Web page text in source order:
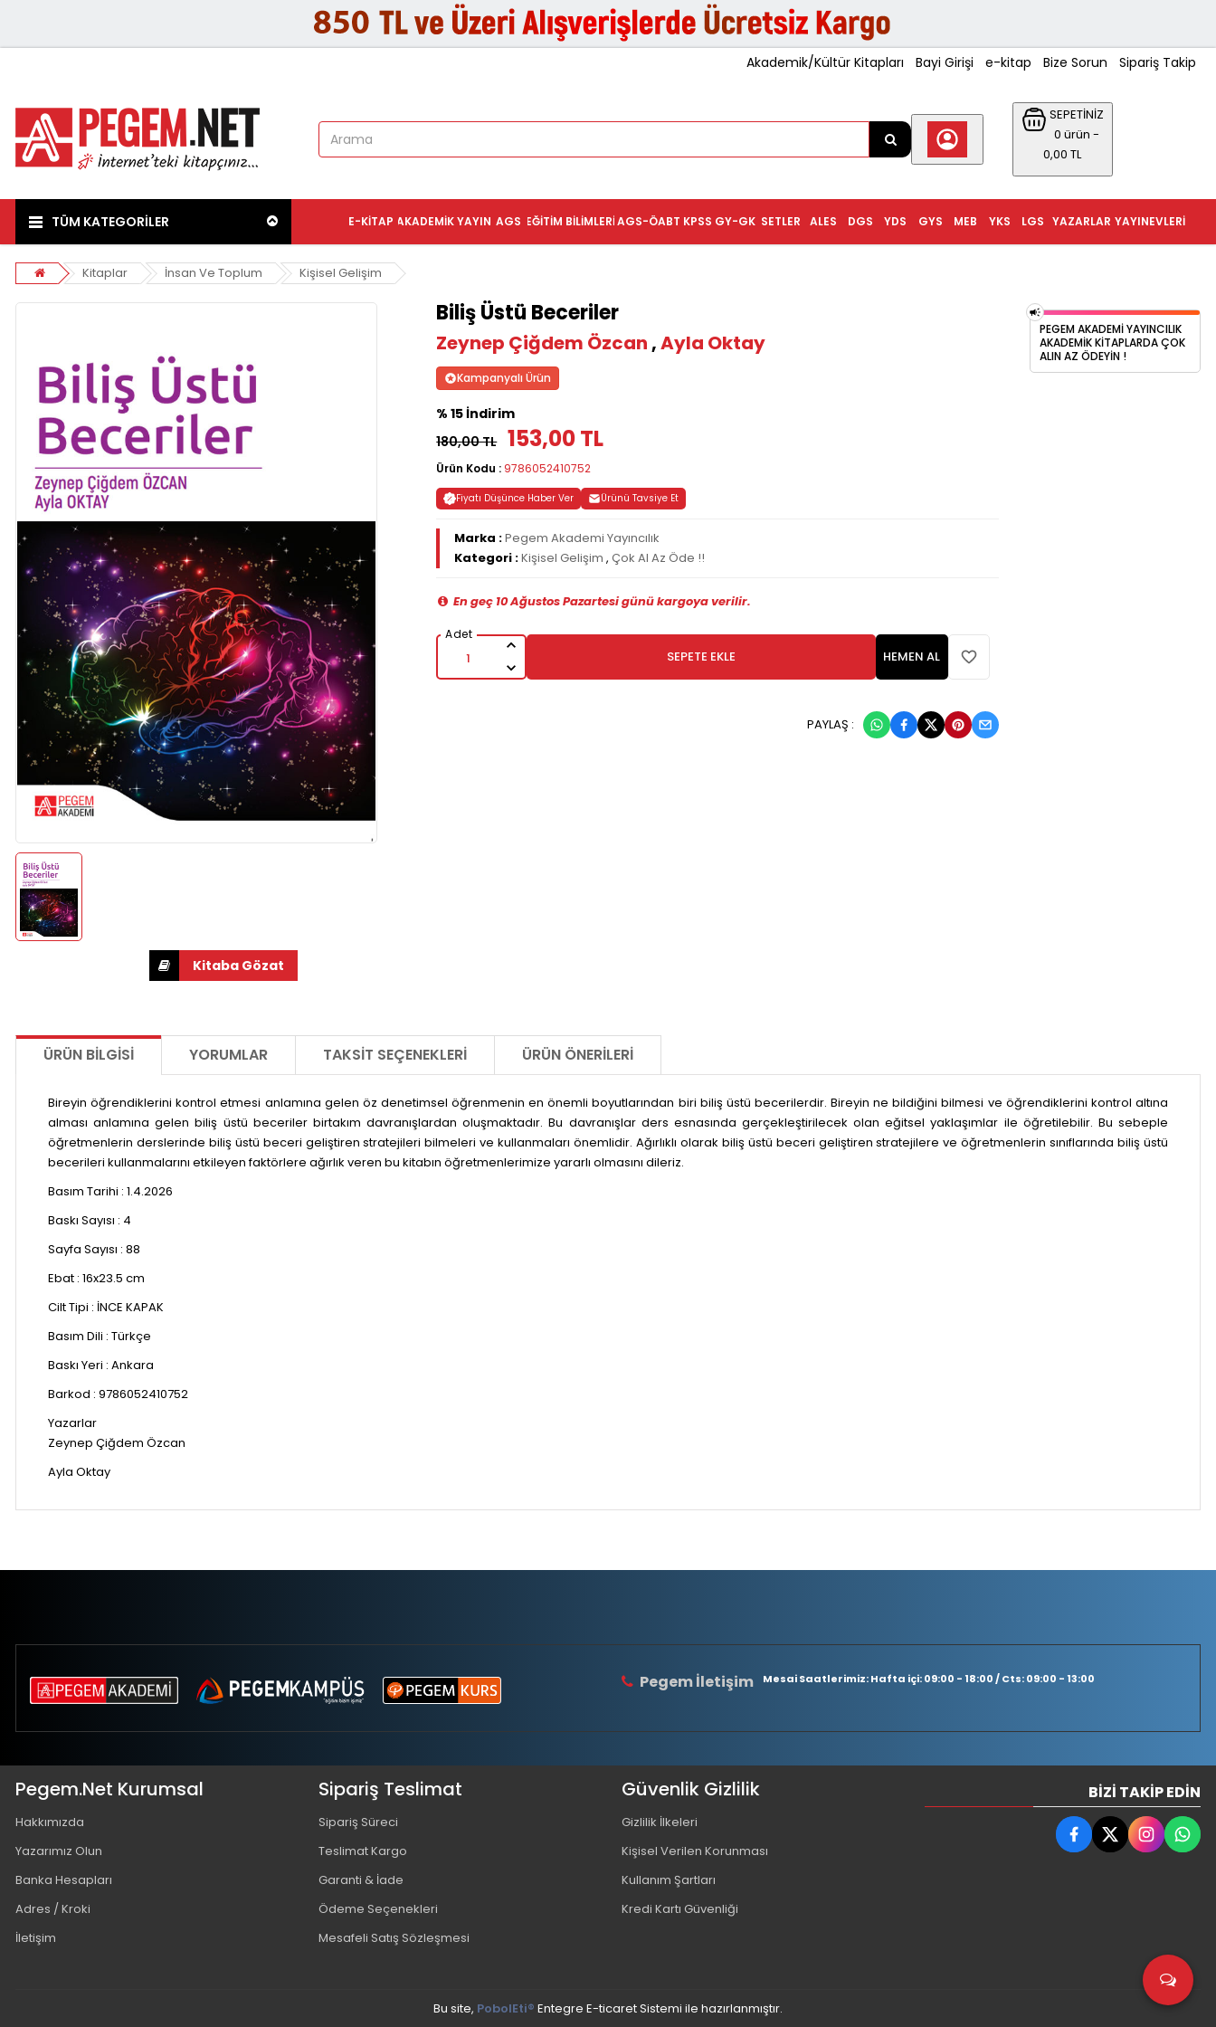
Akademik/Kültür Kitapları Bayi Girişi e-kitap Bize Sorun Sipariş Takip
SEPETİNİZ
0 ürün -
0,00 TL
TÜM KATEGORİLER YAYINEVLERI
YAZARLAR
LGS
YKS
MEB
GYS
YDS
DGS
ALES
SETLER
KPSS GY-GK
AGS-ÖABT
EĞITIM BILIMLERI
AGS
AKADEMIK YAYIN
E-KITAP
Kitaplar İnsan Ve Toplum Kişisel Gelişim
Biliş Üstü Beceriler
Zeynep Çiğdem Özcan ,Ayla Oktay
Kampanyalı Ürün
% 15 İndirim
180,00 TL 153,00 TL
Ürün Kodu : 9786052410752
Fiyatı Düşünce Haber Ver Ürünü Tavsiye Et
Marka :Pegem Akademi Yayıncılık
Kategori :Kişisel Gelişim ,Çok Al Az Öde !!
En geç 10 Ağustos Pazartesi günü kargoya verilir.
SEPETE EKLE HEMEN AL
PAYLAŞ :
PEGEM AKADEMI YAYINCILIK
AKADEMIK KITAPLARDA ÇOK
ALIN AZ ÖDEYIN !
ÜRÜN BILGISI YORUMLAR TAKSIT SEÇENEKLERI ÜRÜN ÖNERILERI
Bireyin öğrendiklerini kontrol etmesi anlamına gelen öz denetimsel öğrenmenin en önemli boyutlarından biri biliş üstü becerilerdir. Bireyin ne bildiğini bilmesi ve öğrendiklerini kontrol altına
alması anlamına gelen biliş üstü beceriler birtakım davranışlardan oluşmaktadır. Bu davranışlar ders esnasında gerçekleştirilecek olan eğitsel yaklaşımlar ile öğretilebilir. Bu sebeple
öğretmenlerin derslerinde biliş üstü beceri geliştiren stratejileri bilmeleri ve kullanmaları önemlidir. Ağırlıklı olarak biliş üstü beceri geliştiren stratejilere ve öğretmenlerin sınıflarında biliş üstü
becerileri kullanmalarını etkileyen faktörlere ağırlık veren bu kitabın öğretmenlerimize yararlı olmasını dileriz.
Basım Tarihi : 1.4.2026
Baskı Sayısı : 4
Sayfa Sayısı : 88
Ebat : 16x23.5 cm
Cilt Tipi : İNCE KAPAK
Basım Dili : Türkçe
Baskı Yeri : Ankara
Barkod : 9786052410752
Yazarlar
Zeynep Çiğdem Özcan
Ayla Oktay
Pegem İletişim Mesai Saatlerimiz: Hafta içi: 09:00 - 18:00 / Cts: 09:00 - 13:00
Pegem.Net Kurumsal
Hakkımızda
Yazarımız Olun
Banka Hesapları
Adres / Kroki
İletişim
Sipariş Teslimat
Sipariş Süreci
Teslimat Kargo
Garanti & İade
Ödeme Seçenekleri
Mesafeli Satış Sözleşmesi
Güvenlik Gizlilik
Gizlilik İlkeleri
Kişisel Verilen Korunması
Kullanım Şartları
Kredi Kartı Güvenliği
BIZI TAKIP EDIN
Bu site, PobolEti® Entegre E-ticaret Sistemi ile hazırlanmıştır.